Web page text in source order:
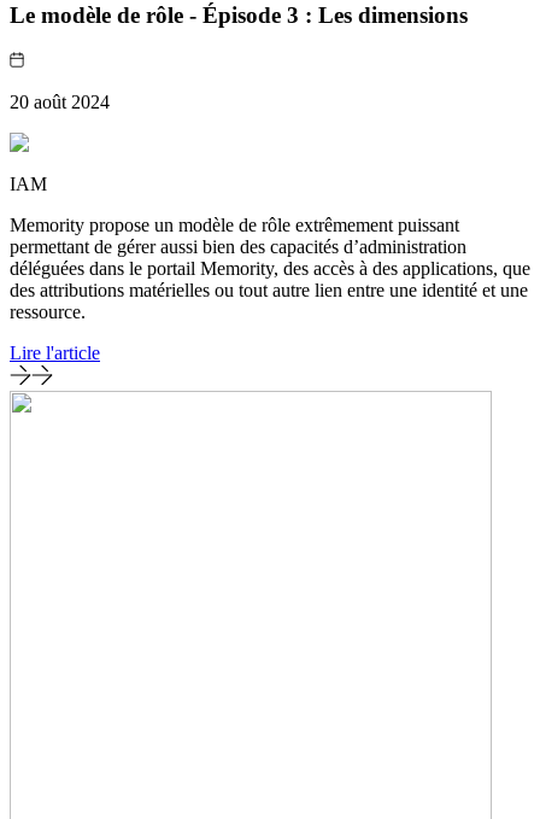
Le modèle de rôle - Épisode 3 : Les dimensions
20 août 2024
IAM
Memority propose un modèle de rôle extrêmement puissant
permettant de gérer aussi bien des capacités d’administration
déléguées dans le portail Memority, des accès à des applications, que
des attributions matérielles ou tout autre lien entre une identité et une
ressource.
Lire l'article